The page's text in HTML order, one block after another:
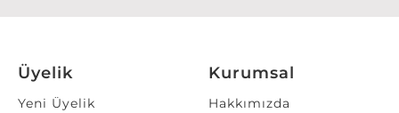
Üyelik
Yeni Üyelik
Kurumsal
Hakkımızda